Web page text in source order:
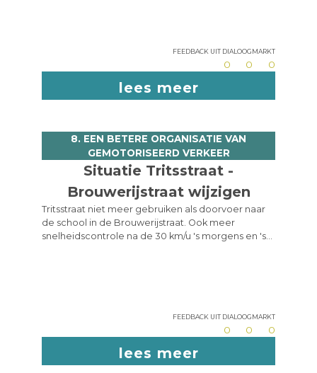
Feedback uit dialoogmarkt
0 0 0
lees meer
8. EEN BETERE ORGANISATIE VAN
GEMOTORISEERD VERKEER
Situatie Tritsstraat -
Brouwerijstraat wijzigen
Tritsstraat niet meer gebruiken als doorvoer naar
de school in de Brouwerijstraat. Ook meer
snelheidscontrole na de 30 km/u 's morgens en 's
Feedback uit dialoogmarkt
0 0 0
lees meer